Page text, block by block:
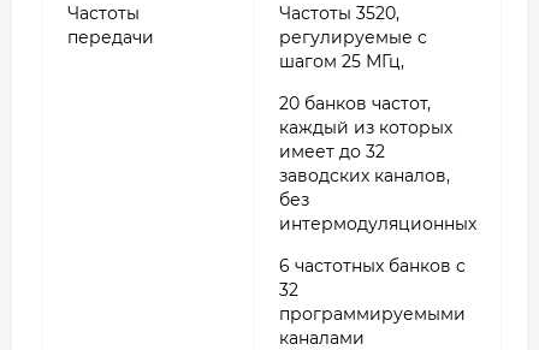
Частоты
передачи
Частоты 3520,
регулируемые с
шагом 25 МГц,
20 банков частот,
каждый из которых
имеет до 32
заводских каналов,
без
интермодуляционных
6 частотных банков с
32
программируемыми
каналами